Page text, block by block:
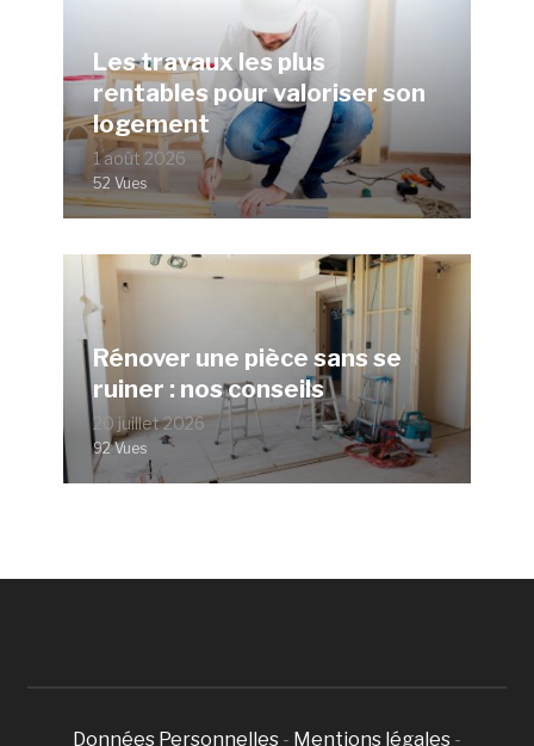
Les travaux les plus
rentables pour valoriser son
logement
1 août 2026
52 Vues
Rénover une pièce sans se
ruiner : nos conseils
20 juillet 2026
92 Vues
Données Personnelles - Mentions légales -